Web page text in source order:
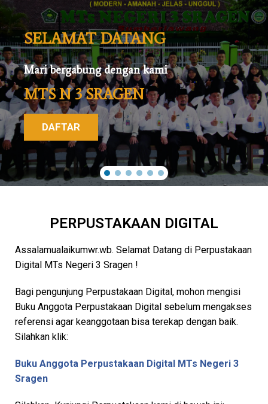
SELAMAT DATANG
Mari bergabung dengan kami
MTS N 3 SRAGEN
DAFTAR
PERPUSTAKAAN DIGITAL
Assalamualaikumwr.wb. Selamat Datang di Perpustakaan
Digital MTs Negeri 3 Sragen !
Bagi pengunjung Perpustakaan Digital, mohon mengisi
Buku Anggota Perpustakaan Digital sebelum mengakses
referensi agar keanggotaan bisa terekap dengan baik.
Silahkan klik:
Buku Anggota Perpustakaan Digital MTs Negeri 3
Sragen